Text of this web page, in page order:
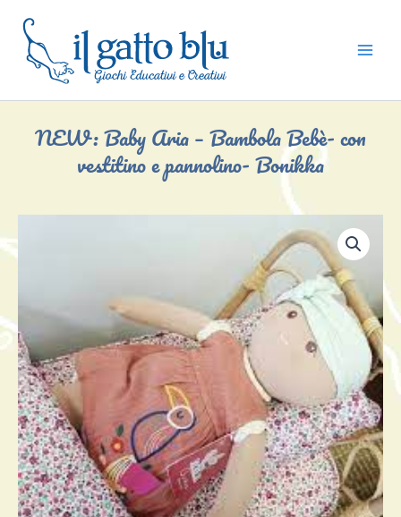
contenuto
NEW: Baby Aria – Bambola Bebè- con
vestitino e pannolino- Bonikka